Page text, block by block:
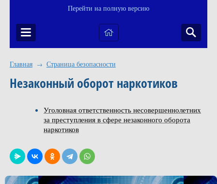
Перейти на полную версию
Главная → Страница безопасности
Незаконный оборот наркотиков
Уголовная ответственность несовершеннолетних
за преступления в сфере незаконного оборота
наркотиков